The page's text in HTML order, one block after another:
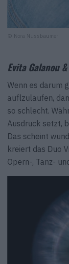
© Nora Nussbaumer
Evita Galanou
Wenn es darum
auflzulaufen,
so schlecht.
Ausdruck setzt,
Das scheint
kreiert das Duo
Opern-, Tanz-